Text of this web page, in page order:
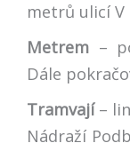
metrů ulicí V
Metrem –
Dále
Tramvají–
Nádraží